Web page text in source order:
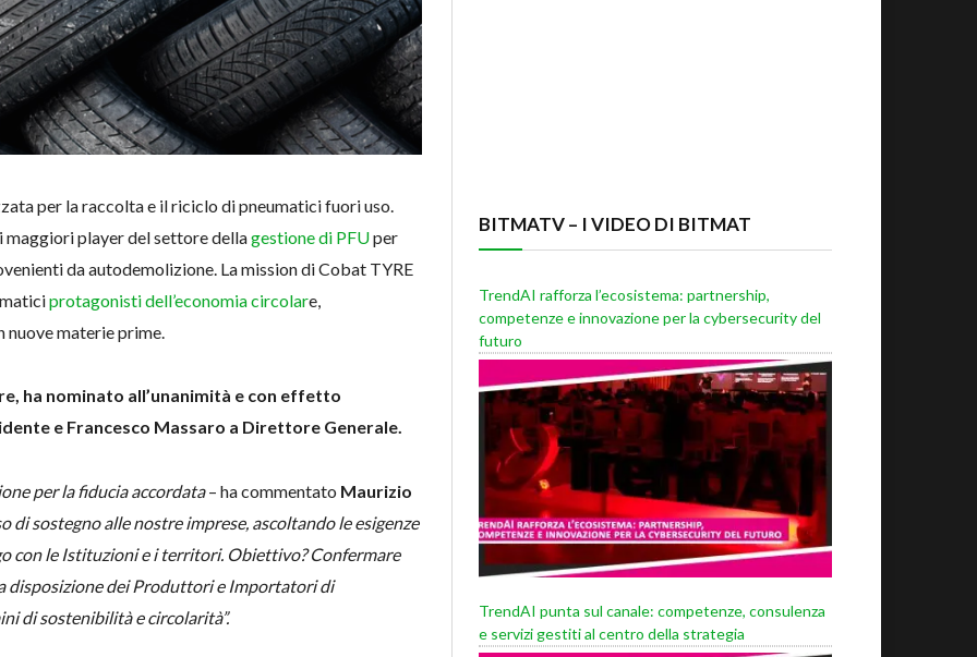
per la raccolta e il riciclo di pneumatici fuori uso.
maggiori player del settore dellagestione di PFUper
da autodemolizione. La mission di Cobat TYRE
protagonisti dell’economia circolare,
materie prime.
ha nominato all’unanimità e con effetto
e Francesco Massaro a Direttore Generale.
per la fiducia accordata– ha commentato Maurizio
di sostegno alle nostre imprese, ascoltando le esigenze
con le Istituzioni e i territori. Obiettivo? Confermare
disposizione dei Produttori e Importatori di
di sostenibilità e circolarità”.
BITMATV – I VIDEO DI BITMAT
TrendAI rafforza l’ecosistema: partnership,
competenze e innovazione per la cybersecurity del
futuro
TrendAI punta sul canale: competenze, consulenza
e servizi gestiti al centro della strategia